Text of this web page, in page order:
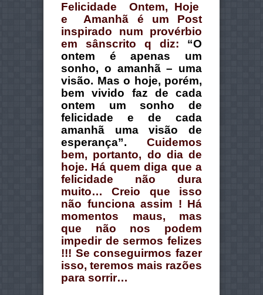
Felicidade Ontem, Hoje
e Amanhã é um Post
inspirado num provérbio
em sânscrito q diz: “O
ontem é apenas um
sonho, o amanhã – uma
visão. Mas o hoje, porém,
bem vivido faz de cada
ontem um sonho de
felicidade e de cada
amanhã uma visão de
esperança”. Cuidemos
bem, portanto, do dia de
hoje. Há quem diga que a
felicidade não dura
muito… Creio que isso
não funciona assim ! Há
momentos maus, mas
que não nos podem
impedir de sermos felizes
!!! Se conseguirmos fazer
isso, teremos mais razões
para sorrir…